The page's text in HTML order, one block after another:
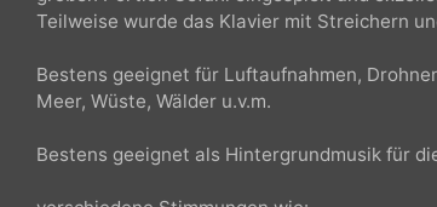
Die insgesamt 10 Tracks mit einer Länge
Teilweise wurde das Klavier mit
Meer, Wüste, Wälder u.v.m.